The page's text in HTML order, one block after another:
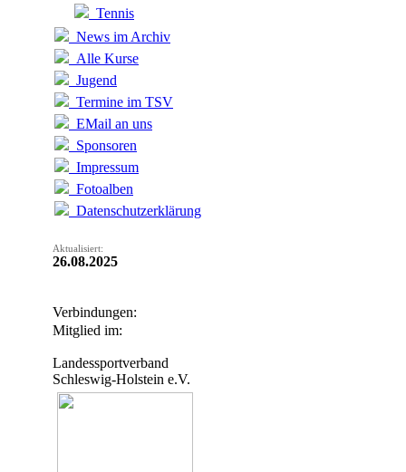
Tennis
News im Archiv
Alle Kurse
Jugend
Termine im TSV
EMail an uns
Sponsoren
Impressum
Fotoalben
Datenschutzerklärung
Aktualisiert:
26.08.2025
Verbindungen:
Mitglied im:
Landessportverband
Schleswig-Holstein e.V.